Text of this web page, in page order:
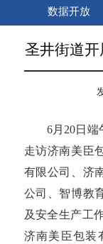
数据开放
圣井街道
6月20日
走访济南美臣
有限公司、济
公司、智博教
及安全生产工
济南美臣包装